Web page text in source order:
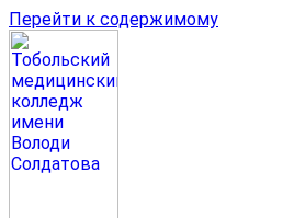
Перейти к содержимому